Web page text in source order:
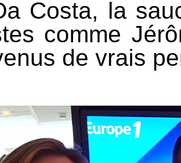
Costa, la
comme
de vrais